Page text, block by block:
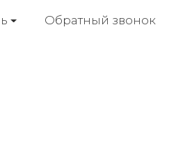
Обратный звонок